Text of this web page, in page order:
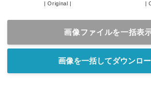
|Original |
|
画像ファイルを一括表
画像を一括してダウンロ